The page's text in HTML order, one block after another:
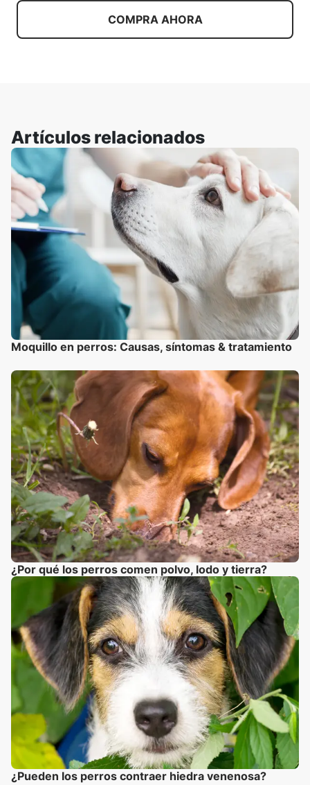
COMPRA AHORA
Artículos relacionados
Moquillo en perros: Causas, síntomas & tratamiento
¿Por qué los perros comen polvo, lodo y tierra?
¿Pueden los perros contraer hiedra venenosa?